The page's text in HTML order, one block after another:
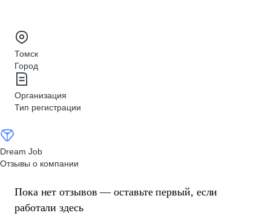
Томск
Город
Организация
Тип регистрации
Dream Job
Отзывы о компании
Пока нет отзывов — оставьте первый, если
работали здесь